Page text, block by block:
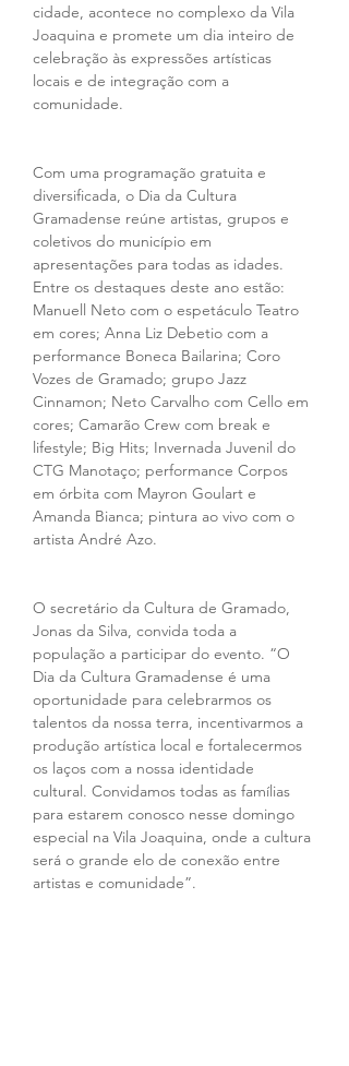
cidade, acontece no complexo da Vila
Joaquina e promete um dia inteiro de
celebração às expressões artísticas
locais e de integração com a
comunidade.
Com uma programação gratuita e
diversificada, o Dia da Cultura
Gramadense reúne artistas, grupos e
coletivos do município em
apresentações para todas as idades.
Entre os destaques deste ano estão:
Manuell Neto com o espetáculo Teatro
em cores; Anna Liz Debetio com a
performance Boneca Bailarina; Coro
Vozes de Gramado; grupo Jazz
Cinnamon; Neto Carvalho com Cello em
cores; Camarão Crew com break e
lifestyle; Big Hits; Invernada Juvenil do
CTG Manotaço; performance Corpos
em órbita com Mayron Goulart e
Amanda Bianca; pintura ao vivo com o
artista André Azo.
O secretário da Cultura de Gramado,
Jonas da Silva, convida toda a
população a participar do evento. “O
Dia da Cultura Gramadense é uma
oportunidade para celebrarmos os
talentos da nossa terra, incentivarmos a
produção artística local e fortalecermos
os laços com a nossa identidade
cultural. Convidamos todas as famílias
para estarem conosco nesse domingo
especial na Vila Joaquina, onde a cultura
será o grande elo de conexão entre
artistas e comunidade”.